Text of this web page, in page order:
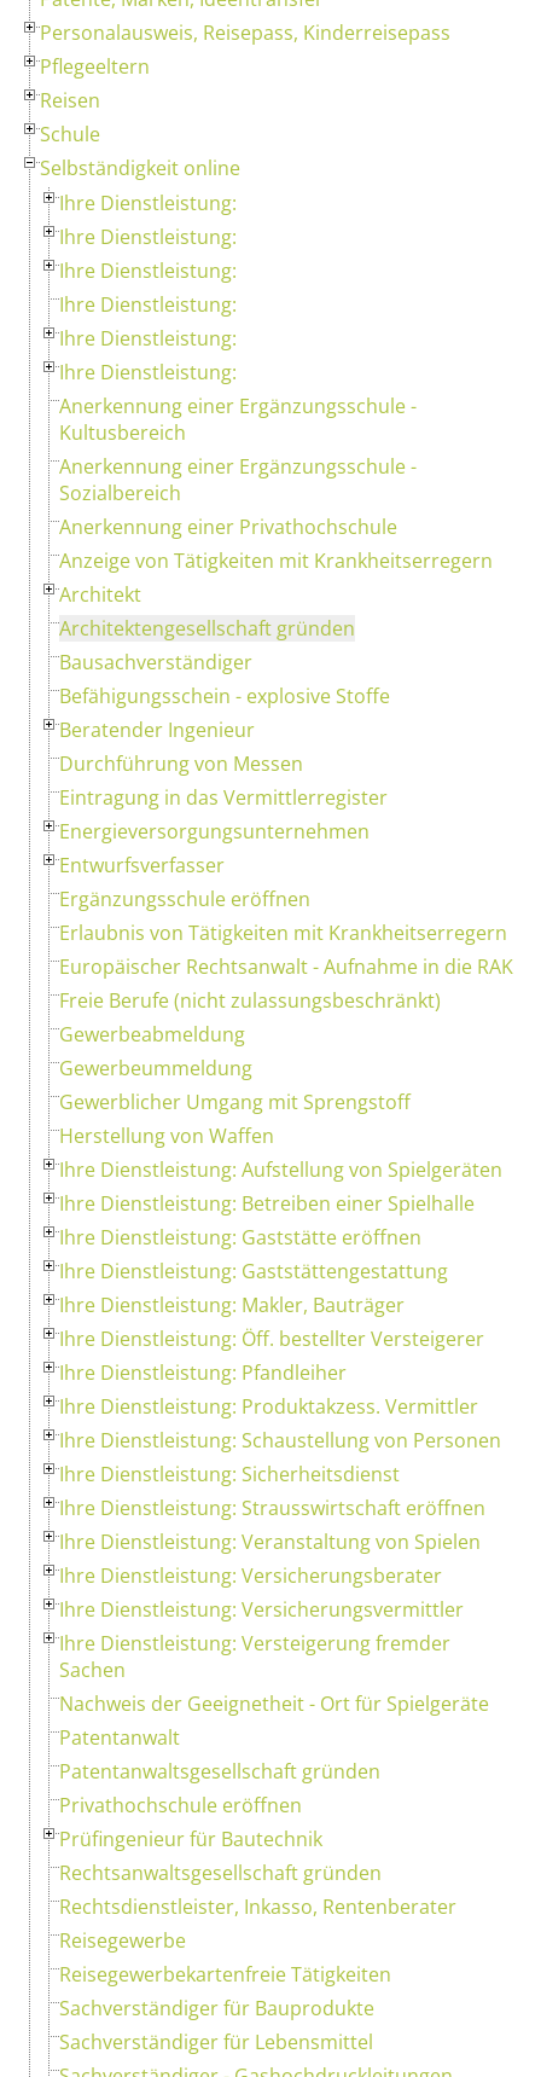
Personalausweis, Reisepass, Kinderreisepass
Pflegeeltern
Reisen
Schule
Selbständigkeit online
Ihre Dienstleistung:
Ihre Dienstleistung:
Ihre Dienstleistung:
Ihre Dienstleistung:
Ihre Dienstleistung:
Ihre Dienstleistung:
Anerkennung einer Ergänzungsschule -
Kultusbereich
Anerkennung einer Ergänzungsschule -
Sozialbereich
Anerkennung einer Privathochschule
Anzeige von Tätigkeiten mit Krankheitserregern
Architekt
Architektengesellschaft gründen
Bausachverständiger
Befähigungsschein - explosive Stoffe
Beratender Ingenieur
Durchführung von Messen
Eintragung in das Vermittlerregister
Energieversorgungsunternehmen
Entwurfsverfasser
Ergänzungsschule eröffnen
Erlaubnis von Tätigkeiten mit Krankheitserregern
Europäischer Rechtsanwalt - Aufnahme in die RAK
Freie Berufe (nicht zulassungsbeschränkt)
Gewerbeabmeldung
Gewerbeummeldung
Gewerblicher Umgang mit Sprengstoff
Herstellung von Waffen
Ihre Dienstleistung: Aufstellung von Spielgeräten
Ihre Dienstleistung: Betreiben einer Spielhalle
Ihre Dienstleistung: Gaststätte eröffnen
Ihre Dienstleistung: Gaststättengestattung
Ihre Dienstleistung: Makler, Bauträger
Ihre Dienstleistung: Öff. bestellter Versteigerer
Ihre Dienstleistung: Pfandleiher
Ihre Dienstleistung: Produktakzess. Vermittler
Ihre Dienstleistung: Schaustellung von Personen
Ihre Dienstleistung: Sicherheitsdienst
Ihre Dienstleistung: Strausswirtschaft eröffnen
Ihre Dienstleistung: Veranstaltung von Spielen
Ihre Dienstleistung: Versicherungsberater
Ihre Dienstleistung: Versicherungsvermittler
Ihre Dienstleistung: Versteigerung fremder
Sachen
Nachweis der Geeignetheit - Ort für Spielgeräte
Patentanwalt
Patentanwaltsgesellschaft gründen
Privathochschule eröffnen
Prüfingenieur für Bautechnik
Rechtsanwaltsgesellschaft gründen
Rechtsdienstleister, Inkasso, Rentenberater
Reisegewerbe
Reisegewerbekartenfreie Tätigkeiten
Sachverständiger für Bauprodukte
Sachverständiger für Lebensmittel